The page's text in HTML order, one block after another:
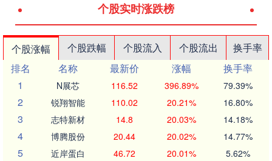
个股实时涨跌榜
个股涨幅 个股跌幅 个股流入 个股流出
换手率
排名
名称 最新价 涨幅
换手率
1
N展芯 116.52 396.89% 79.39%
2 锐翔智能 110.02 20.21% 16.80%
3 志特新材 14.8 20.03% 14.18%
4 博腾股份 20.44 20.02% 14.77%
5 近岸蛋白 46.72 20.01% 5.62%